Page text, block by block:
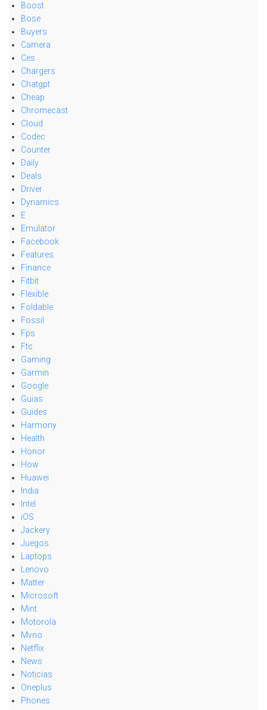
Boost
Bose
Buyers
Camera
Ces
Chargers
Chatgpt
Cheap
Chromecast
Cloud
Codec
Counter
Daily
Deals
Driver
Dynamics
E
Emulator
Facebook
Features
Finance
Fitbit
Flexible
Foldable
Fossil
Fps
Ftc
Gaming
Garmin
Google
Guias
Guides
Harmony
Health
Honor
How
Huawei
India
Intel
iOS
Jackery
Juegos
Laptops
Lenovo
Matter
Microsoft
Mint
Motorola
Mvno
Netflix
News
Noticias
Oneplus
Phones